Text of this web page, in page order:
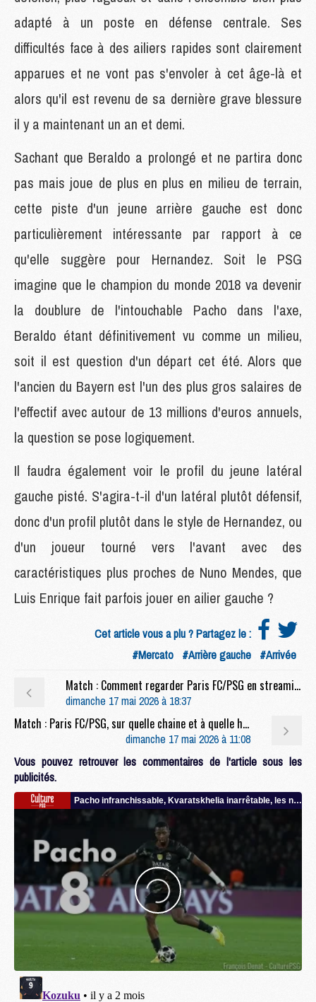
adapté à un poste en défense centrale. Ses
difficultés face à des ailiers rapides sont clairement
apparues et ne vont pas s'envoler à cet âge-là et
alors qu'il est revenu de sa dernière grave blessure
il y a maintenant un an et demi.
Sachant que Beraldo a prolongé et ne partira donc
pas mais joue de plus en plus en milieu de terrain,
cette piste d'un jeune arrière gauche est donc
particulièrement intéressante par rapport à ce
qu'elle suggère pour Hernandez. Soit le PSG
imagine que le champion du monde 2018 va devenir
la doublure de l'intouchable Pacho dans l'axe,
Beraldo étant définitivement vu comme un milieu,
soit il est question d'un départ cet été. Alors que
l'ancien du Bayern est l'un des plus gros salaires de
l'effectif avec autour de 13 millions d'euros annuels,
la question se pose logiquement.
Il faudra également voir le profil du jeune latéral
gauche pisté. S'agira-t-il d'un latéral plutôt défensif,
donc d'un profil plutôt dans le style de Hernandez, ou
d'un joueur tourné vers l'avant avec des
caractéristiques plus proches de Nuno Mendes, que
Luis Enrique fait parfois jouer en ailier gauche ?
Cet article vous a plu ? Partagez le :
#Mercato #Arrière gauche #Arrivée
Match : Comment regarder Paris FC/PSG en streaming
dimanche 17 mai 2026 à 18:37
Match : Paris FC/PSG, sur quelle chaine et à quelle heure regarder le match et le multiplex ?
dimanche 17 mai 2026 à 11:08
Vous pouvez retrouver les commentaires de l'article sous les
publicités.